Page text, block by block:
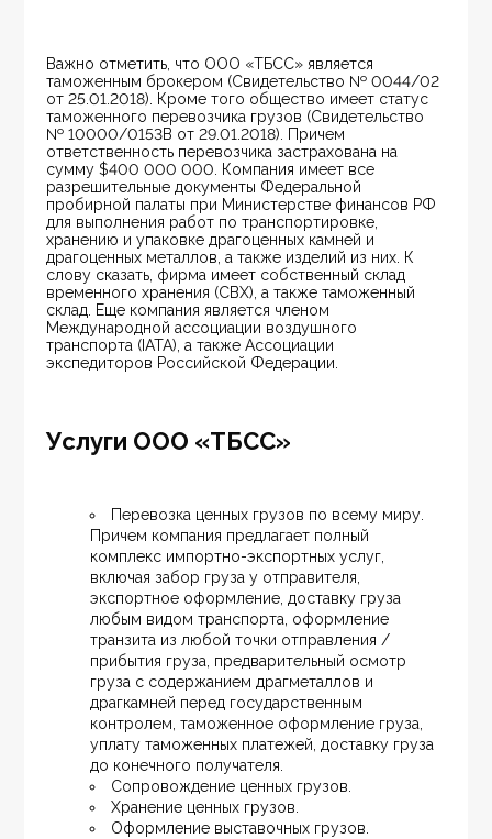
Важно отметить, что ООО «ТБСС» является
таможенным брокером (Свидетельство № 0044/02
от 25.01.2018). Кроме того общество имеет статус
таможенного перевозчика грузов (Свидетельство
№ 10000/0153В от 29.01.2018). Причем
ответственность перевозчика застрахована на
сумму $400 000 000. Компания имеет все
разрешительные документы Федеральной
пробирной палаты при Министерстве финансов РФ
для выполнения работ по транспортировке,
хранению и упаковке драгоценных камней и
драгоценных металлов, а также изделий из них. К
слову сказать, фирма имеет собственный склад
временного хранения (СВХ), а также таможенный
склад. Еще компания является членом
Международной ассоциации воздушного
транспорта (IATA), а также Ассоциации
экспедиторов Российской Федерации.
Услуги ООО «ТБСС»
Перевозка ценных грузов по всему миру.
Причем компания предлагает полный
комплекс импортно-экспортных услуг,
включая забор груза у отправителя,
экспортное оформление, доставку груза
любым видом транспорта, оформление
транзита из любой точки отправления /
прибытия груза, предварительный осмотр
груза с содержанием драгметаллов и
драгкамней перед государственным
контролем, таможенное оформление груза,
уплату таможенных платежей, доставку груза
до конечного получателя.
Сопровождение ценных грузов.
Хранение ценных грузов.
Оформление выставочных грузов.